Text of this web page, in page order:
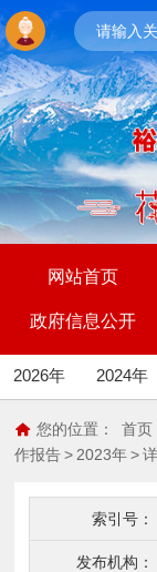
网站首页
政府信息公开
2026年 2024年
您的位置： 首页
作报告 > 2023年 >
索引号：
发布机构：